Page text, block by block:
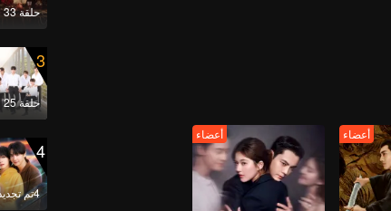
أعضاء أعضاء
حلقة 33
3
حلقة 25
4
4تم تجديد الحلقة